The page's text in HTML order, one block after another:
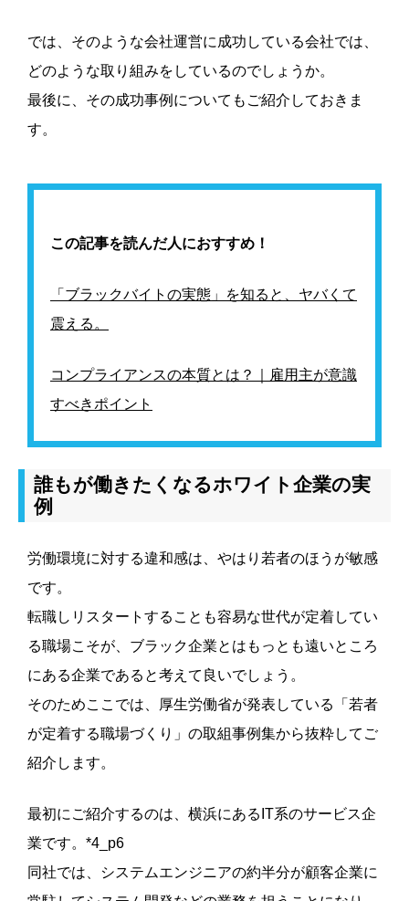
では、そのような会社運営に成功している会社では、
どのような取り組みをしているのでしょうか。
最後に、その成功事例についてもご紹介しておきま
す。
この記事を読んだ人におすすめ！
「ブラックバイトの実態」を知ると、ヤバくて
震える。
コンプライアンスの本質とは？｜雇用主が意識
すべきポイント
誰もが働きたくなるホワイト企業の実
例
労働環境に対する違和感は、やはり若者のほうが敏感
です。
転職しリスタートすることも容易な世代が定着してい
る職場こそが、ブラック企業とはもっとも遠いところ
にある企業であると考えて良いでしょう。
そのためここでは、厚生労働省が発表している「若者
が定着する職場づくり」の取組事例集から抜粋してご
紹介します。
最初にご紹介するのは、横浜にあるIT系のサービス企
業です。*4_p6
同社では、システムエンジニアの約半分が顧客企業に